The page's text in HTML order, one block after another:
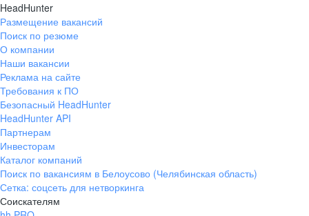
HeadHunter
Размещение вакансий
Поиск по резюме
О компании
Наши вакансии
Реклама на сайте
Требования к ПО
Безопасный HeadHunter
HeadHunter API
Партнерам
Инвесторам
Каталог компаний
Поиск по вакансиям в Белоусово (Челябинская область)
Сетка: соцсеть для нетворкинга
Соискателям